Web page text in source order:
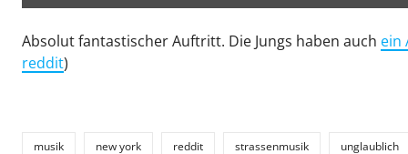
Absolut fantastischer Auftritt. Die Jungs haben auch ein
reddit)
musik new york reddit strassenmusik unglaublich